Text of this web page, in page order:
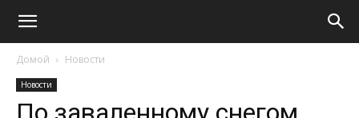
Домой Новости
Новости